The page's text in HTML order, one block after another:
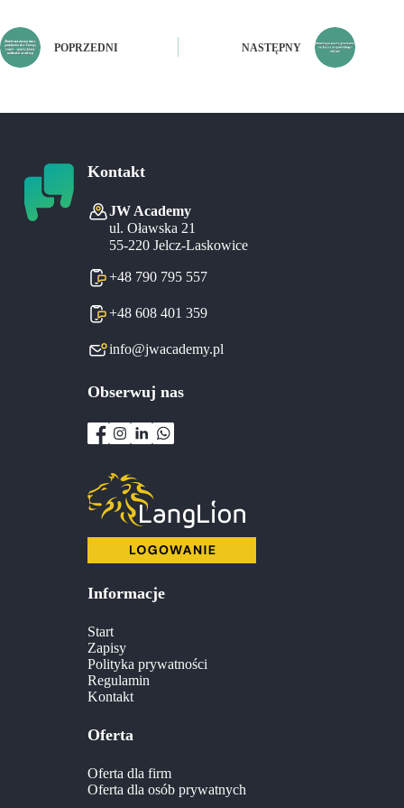
POPRZEDNI NASTĘPNY
Kontakt
JW Academy
ul. Oławska 21
55-220 Jelcz-Laskowice
+48 790 795 557
+48 608 401 359
info@jwacademy.pl
Informacje
Start
Zapisy
Polityka prywatności
Regulamin
Kontakt
Oferta
Oferta dla firm
Oferta dla osób prywatnych
Obserwuj nas